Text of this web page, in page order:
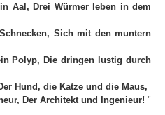
Aal, Drei Würmer leben in dem
Sich mit den muntern
Polyp, Die dringen lustig durch
Hund, die Katze und die Maus,
Der Architekt und Ingenieur! "